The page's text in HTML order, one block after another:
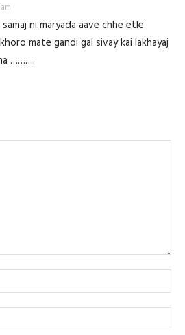
ni maryada aave chhe etle
mate gandi gal sivay kai lakhayaj
……….